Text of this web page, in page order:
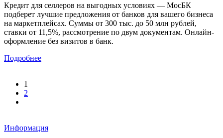
Кредит для селлеров на выгодных условиях — МосБК
подберет лучшие предложения от банков для вашего бизнеса
на маркетплейсах. Суммы от 300 тыс. до 50 млн рублей,
ставки от 11,5%, рассмотрение по двум документам. Онлайн-
оформление без визитов в банк.
Подробнее
1
2
Информация